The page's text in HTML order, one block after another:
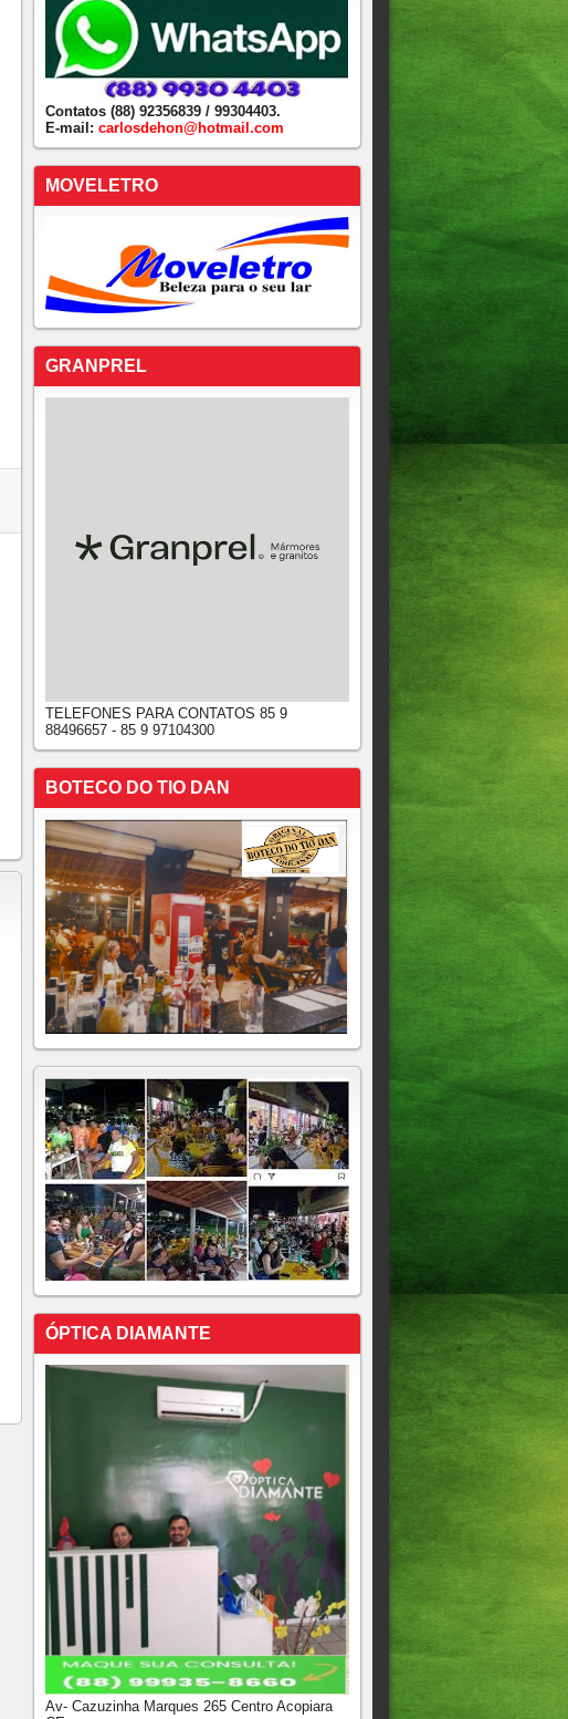
Contatos (88) 92356839 / 99304403.
E-mail: carlosdehon@hotmail.com
MOVELETRO
GRANPREL
TELEFONES PARA CONTATOS 85 9
88496657 - 85 9 97104300
BOTECO DO TIO DAN
ÓPTICA DIAMANTE
Av- Cazuzinha Marques 265 Centro Acopiara